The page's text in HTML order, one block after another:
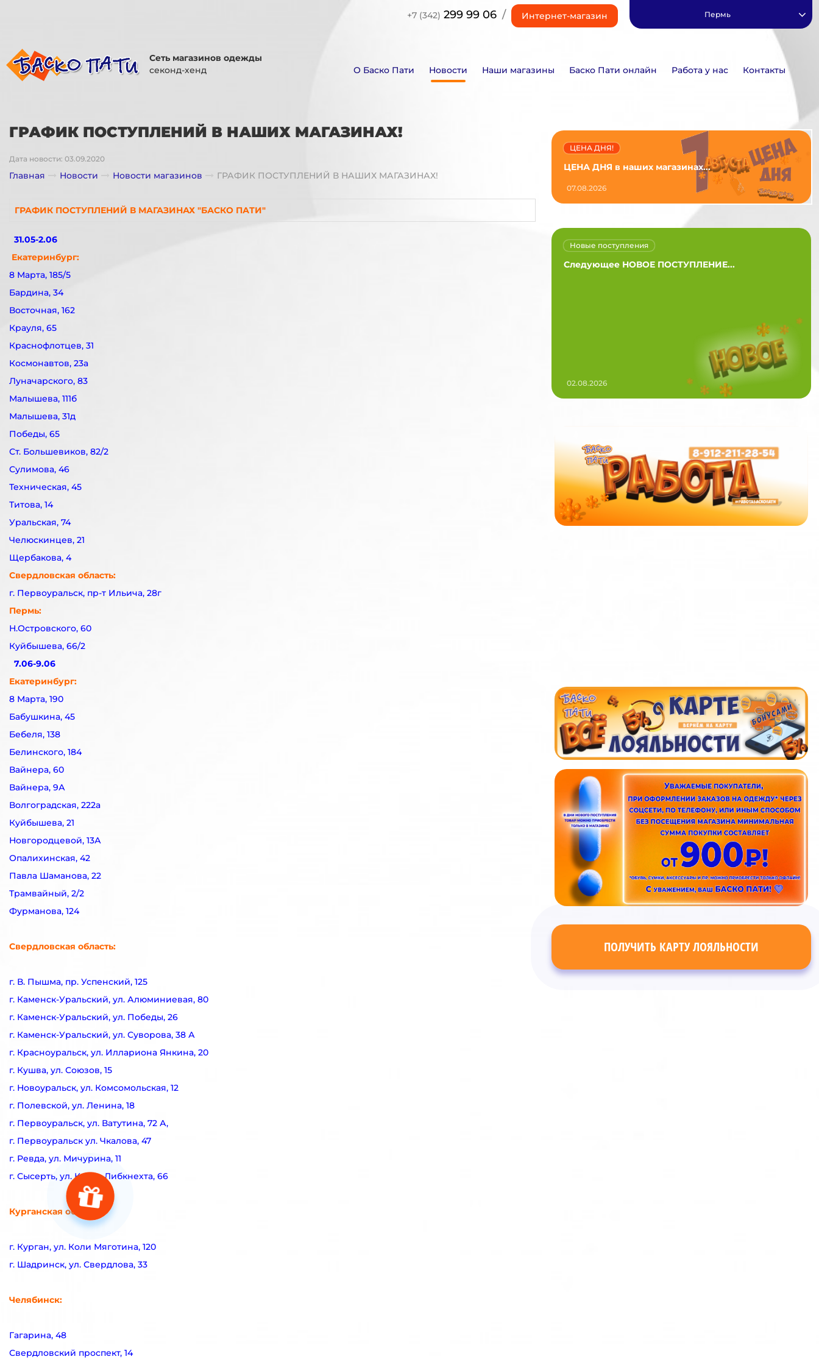
+7 (342) 299 99 06 / Интернет-магазин Пермь
Сеть магазинов одежды
секонд-хенд
О Баско Пати Новости Наши магазины Баско Пати онлайн Работа у нас Контакты
ГРАФИК ПОСТУПЛЕНИЙ В НАШИХ МАГАЗИНАХ!
Дата новости: 03.09.2020
Главная Новости Новости магазинов ГРАФИК ПОСТУПЛЕНИЙ В НАШИХ МАГАЗИНАХ!
ГРАФИК ПОСТУПЛЕНИЙ В МАГАЗИНАХ "БАСКО ПАТИ"
31.05-2.06
Екатеринбург:
8 Марта, 185/5
Бардина, 34
Восточная, 162
Крауля, 65
Краснофлотцев, 31
Космонавтов, 23а
Луначарского, 83
Малышева, 111б
Малышева, 31д
Победы, 65
Ст. Большевиков, 82/2
Сулимова, 46
Техническая, 45
Титова, 14
Уральская, 74
Челюскинцев, 21
Щербакова, 4
Свердловская область:
г. Первоуральск, пр-т Ильича, 28г
Пермь:
Н.Островского, 60
Куйбышева, 66/2
7.06-9.06
Екатеринбург:
8 Марта, 190
Бабушкина, 45
Бебеля, 138
Белинского, 184
Вайнера, 60
Вайнера, 9А
Волгоградская, 222а
Куйбышева, 21
Новгородцевой, 13А
Опалихинская, 42
Павла Шаманова, 22
Трамвайный, 2/2
Фурманова, 124
Свердловская область:
г. В. Пышма, пр. Успенский, 125
г. Каменск-Уральский, ул. Алюминиевая, 80
г. Каменск-Уральский, ул. Победы, 26
г. Каменск-Уральский, ул. Суворова, 38 А
г. Красноуральск, ул. Иллариона Янкина, 20
г. Кушва, ул. Союзов, 15
г. Новоуральск, ул. Комсомольская, 12
г. Полевской, ул. Ленина, 18
г. Первоуральск, ул. Ватутина, 72 А,
г. Первоуральск ул. Чкалова, 47
г. Ревда, ул. Мичурина, 11
г. Сысерть, ул. Карла Либкнехта, 66
Курганская область:
г. Курган, ул. Коли Мяготина, 120
г. Шадринск, ул. Свердлова, 33
Челябинск:
Гагарина, 48
Свердловский проспект, 14
ЦЕНА ДНЯ в наших магазинах...
ЦЕНА ДНЯ!
07.08.2026
Следующее НОВОЕ ПОСТУПЛЕНИЕ...
Новые поступления
02.08.2026
ПОЛУЧИТЬ КАРТУ ЛОЯЛЬНОСТИ